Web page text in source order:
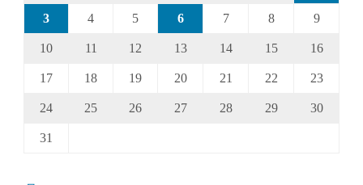
3 4 5 6 7 8 9
10 11 12 13 14 15 16
17 18 19 20 21 22 23
24 25 26 27 28 29 30
31